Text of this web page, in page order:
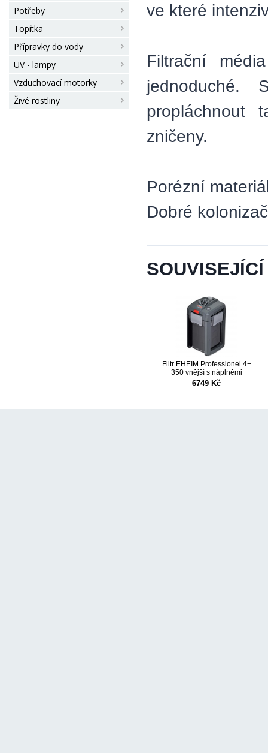
Potřeby
Topítka
Přípravky do vody
UV - lampy
Vzduchovací motorky
Živé rostliny
ve které
Filtrační
jednoduché.
propláchnout
zničeny.
Porézní
Dobré
Filtr EHEIM Professionel 4+
350 vnější s náplněmi
6749 Kč